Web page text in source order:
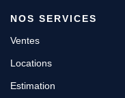
NOS SERVICES
Ventes
Locations
Estimation